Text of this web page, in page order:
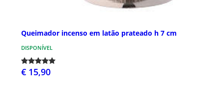
Queimador incenso em latão prateado h 7 cm
DISPONÍVEL
€ 15,90